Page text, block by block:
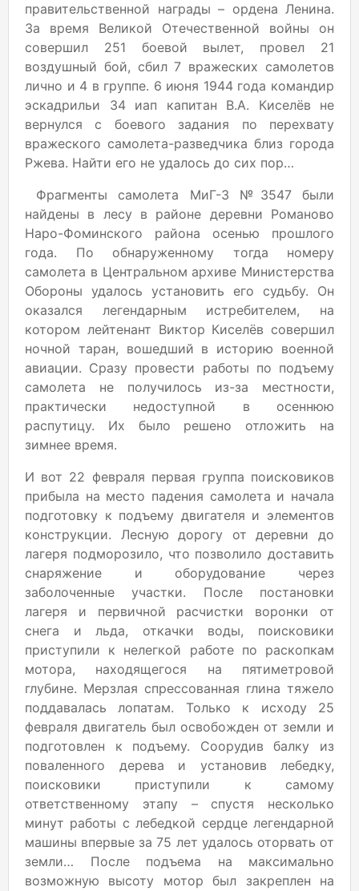
правительственной награды – ордена Ленина.
За время Великой Отечественной войны он
совершил 251 боевой вылет, провел 21
воздушный бой, сбил 7 вражеских самолетов
лично и 4 в группе. 6 июня 1944 года командир
эскадрильи 34 иап капитан В.А. Киселёв не
вернулся с боевого задания по перехвату
вражеского самолета-разведчика близ города
Ржева. Найти его не удалось до сих пор…
Фрагменты самолета МиГ-3 №3547 были
найдены в лесу в районе деревни Романово
Наро-Фоминского района осенью прошлого
года. По обнаруженному тогда номеру
самолета в Центральном архиве Министерства
Обороны удалось установить его судьбу. Он
оказался легендарным истребителем, на
котором лейтенант Виктор Киселёв совершил
ночной таран, вошедший в историю военной
авиации. Сразу провести работы по подъему
самолета не получилось из-за местности,
практически недоступной в осеннюю
распутицу. Их было решено отложить на
зимнее время.
И вот 22 февраля первая группа поисковиков
прибыла на место падения самолета и начала
подготовку к подъему двигателя и элементов
конструкции. Лесную дорогу от деревни до
лагеря подморозило, что позволило доставить
снаряжение и оборудование через
заболоченные участки. После постановки
лагеря и первичной расчистки воронки от
снега и льда, откачки воды, поисковики
приступили к нелегкой работе по раскопкам
мотора, находящегося на пятиметровой
глубине. Мерзлая спрессованная глина тяжело
поддавалась лопатам. Только к исходу 25
февраля двигатель был освобожден от земли и
подготовлен к подъему. Соорудив балку из
поваленного дерева и установив лебедку,
поисковики приступили к самому
ответственному этапу – спустя несколько
минут работы с лебедкой сердце легендарной
машины впервые за 75 лет удалось оторвать от
земли… После подъема на максимально
возможную высоту мотор был закреплен на